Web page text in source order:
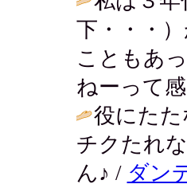
下・・・
こともあ
ねーって
役にた
チクたれ
ん♪ / ダン